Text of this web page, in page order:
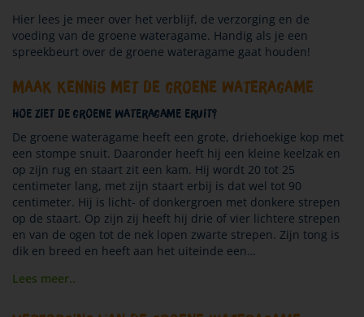
Hier lees je meer over het verblijf, de verzorging en de
voeding van de groene wateragame. Handig als je een
spreekbeurt over de groene wateragame gaat houden!
maak kennis met de groene wateragame
Hoe ziet de groene wateragame eruit?
De groene wateragame heeft een grote, driehoekige kop met
een stompe snuit. Daaronder heeft hij een kleine keelzak en
op zijn rug en staart zit een kam. Hij wordt 20 tot 25
centimeter lang, met zijn staart erbij is dat wel tot 90
centimeter. Hij is licht- of donkergroen met donkere strepen
op de staart. Op zijn zij heeft hij drie of vier lichtere strepen
en van de ogen tot de nek lopen zwarte strepen. Zijn tong is
dik en breed en heeft aan het uiteinde een…
Lees meer..